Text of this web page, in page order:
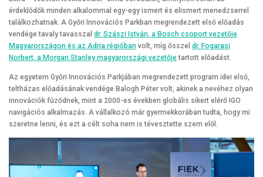
érdeklődők minden alkalommal egy-egy ismert és elismert menedzserrel
találkozhatnak. A Győri Innovációs Parkban megrendezett első előadás
vendége tavaly tavasszal dr. Szászi István, a Bosch csoport vezetője
Magyarországon és az Adria régióban volt, míg ősszel dr. Fogarasi
Norbert, a Morgan Stanley magyarországi vezetőjetartott előadást.
Az egyetem Győri Innovációs Parkjában megrendezett program idei első,
teltházas előadásának vendége Balogh Péter volt, akinek a nevéhez olyan
innovációk fűződnek, mint a 2000-es években globális sikert elérő IGO
navigációs alkalmazás. A vállalkozó már gyermekkorában tudta, hogy mi
szeretne lenni, és ezt a célt soha nem is tévesztette szem elől.